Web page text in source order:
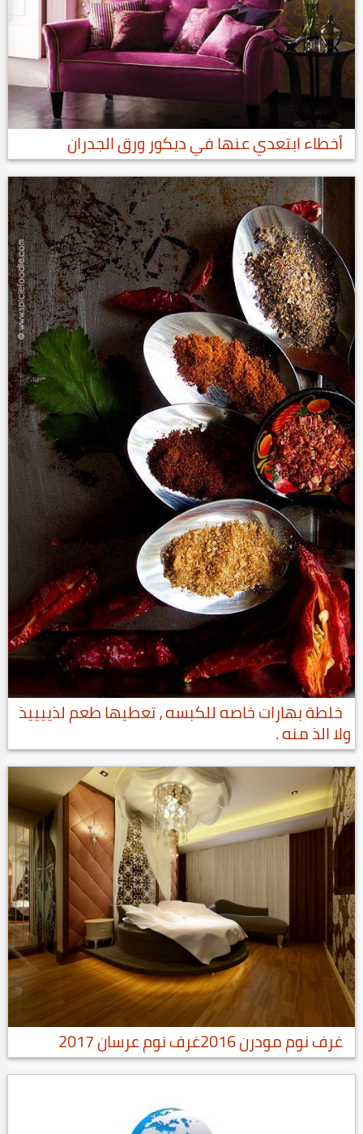
أخطاء ابتعدي عنها في ديكور ورق الجدران
خلطة بهارات خاصه للكبسه ، تعطيها طعم لذييييذ
ولا الذ منه .
غرف نوم مودرن 2016غرف نوم عرسان 2017